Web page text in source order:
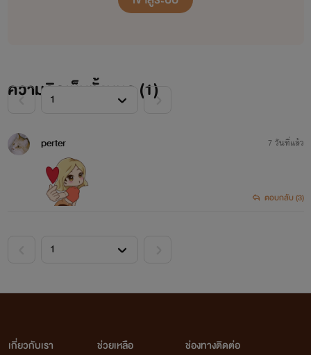
ความคิดเห็นทั้งหมด (1)
perter 7 วันที่แล้ว
ตอบกลับ (3)
เกี่ยวกับเรา
ช่วยเหลือ
ช่องทางติดต่อ